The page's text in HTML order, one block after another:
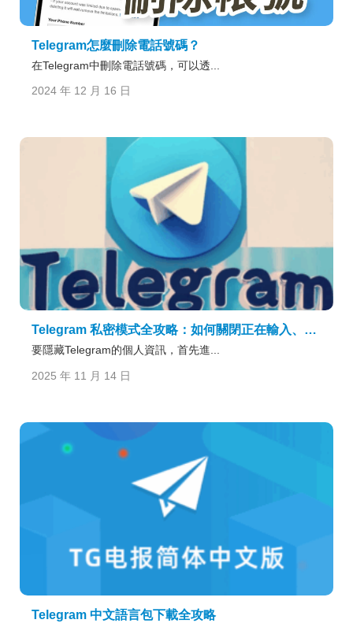
Telegram怎麼刪除電話號碼？
在Telegram中刪除電話號碼，可以透...
2024 年 12 月 16 日
Telegram 私密模式全攻略：如何關閉正在輸入、隱藏狀態與加強賬號隱私
要隱藏Telegram的個人資訊，首先進...
2025 年 11 月 14 日
Telegram 中文語言包下載全攻略